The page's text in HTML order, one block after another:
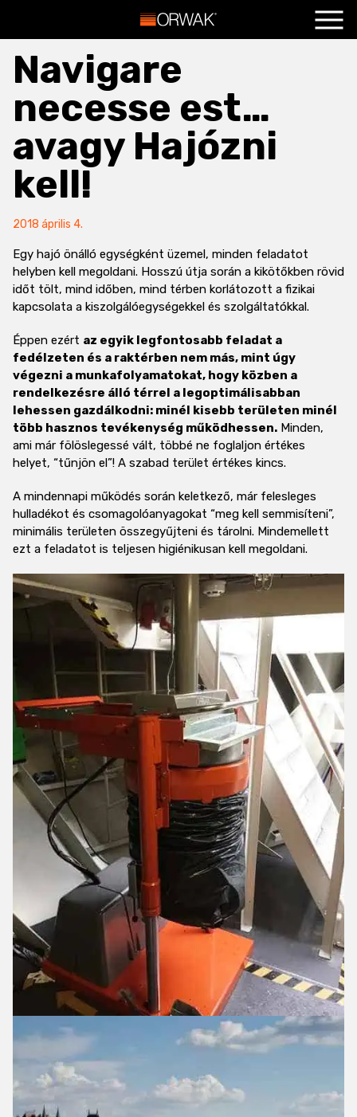
+ Termékeink
Szolgáltatások
+ Hasznos
Blog
Navigare
necesse est…
avagy Hajózni
kell!
2018 április 4.
Egy hajó önálló egységként üzemel, minden feladatot
helyben kell megoldani. Hosszú útja során a kikötőkben rövid
időt tölt, mind időben, mind térben korlátozott a fizikai
kapcsolata a kiszolgálóegységekkel és szolgáltatókkal.
Éppen ezért az egyik legfontosabb feladat a
fedélzeten és a raktérben nem más, mint úgy
végezni a munkafolyamatokat, hogy közben a
rendelkezésre álló térrel a legoptimálisabban
lehessen gazdálkodni: minél kisebb területen minél
több hasznos tevékenység működhessen. Minden,
ami már fölöslegessé vált, többé ne foglaljon értékes
helyet, “tűnjön el”! A szabad terület értékes kincs.
A mindennapi működés során keletkező, már felesleges
hulladékot és csomagolóanyagokat “meg kell semmisíteni”,
minimális területen összegyűjteni és tárolni. Mindemellett
ezt a feladatot is teljesen higiénikusan kell megoldani.